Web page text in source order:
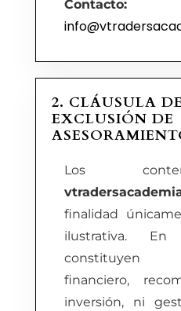
Contacto:
2. CLÁUSULA DE
EXCLUSIÓN DE
Los
finalidad
ilustrativa.
constituyen
financiero,
inversión, ni